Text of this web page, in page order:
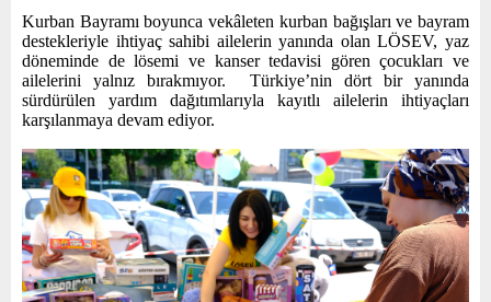
E
N
U
Kurban Bayramı boyunca vekâleten kurban bağışları ve bayram
destekleriyle ihtiyaç sahibi ailelerin yanında olan LÖSEV, yaz
döneminde de lösemi ve kanser tedavisi gören çocukları ve
ailelerini yalnız bırakmıyor.
Türkiye’nin dört bir yanında
sürdürülen yardım dağıtımlarıyla kayıtlı ailelerin ihtiyaçları
karşılanmaya devam ediyor.